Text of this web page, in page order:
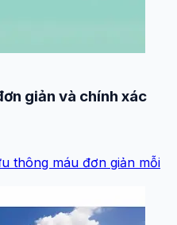
giản và chính xác
thông máu đơn giản mỗi